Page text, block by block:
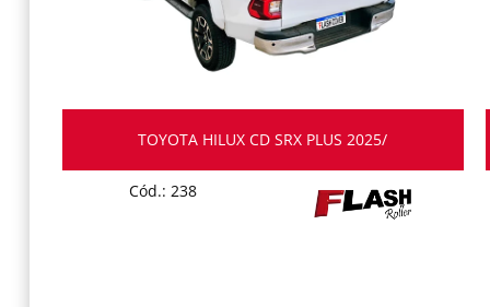
TOYOTA HILUX CD SRX PLUS 2025/
Cód.: 238